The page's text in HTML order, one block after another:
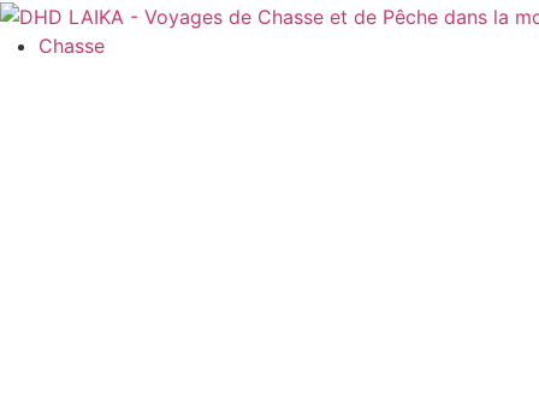
Chasse
Panneau de gestion des cookies